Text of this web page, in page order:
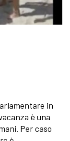
in
è una
Per caso